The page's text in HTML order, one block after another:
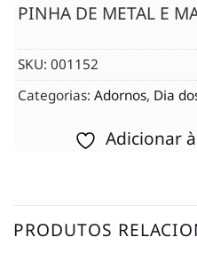
PINHA DE METAL E
SKU: 001152
Categorias: Adornos, Dia
Adicionar
PRODUTOS